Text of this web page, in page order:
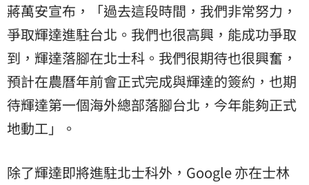
蔣萬安宣布，「過去這段時間，我們非常努力，
爭取輝達進駐台北。我們也很高興，能成功爭取
到，輝達落腳在北士科。我們很期待也很興奮，
預計在農曆年前會正式完成與輝達的簽約，也期
待輝達第一個海外總部落腳台北，今年能夠正式
地動工」。
除了輝達即將進駐北士科外，Google 亦在士林